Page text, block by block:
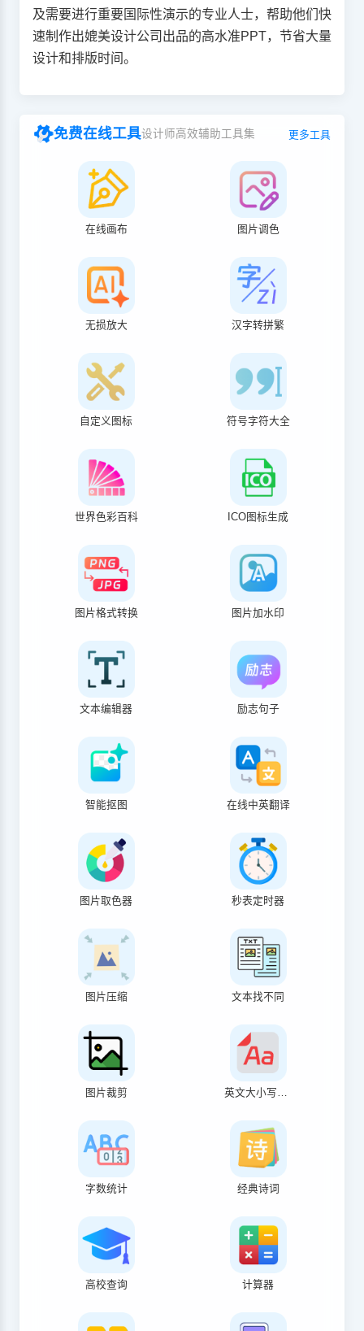
及需要进行重要国际性演示的专业人士，帮助他们快
速制作出媲美设计公司出品的高水准PPT，节省大量
设计和排版时间。
免费在线工具设计师高效辅助工具集 更多工具
在线画布 图片调色
无损放大 汉字转拼繁
自定义图标 符号字符大全
世界色彩百科 ICO图标生成
图片格式转换 图片加水印
文本编辑器 励志句子
智能抠图 在线中英翻译
图片取色器 秒表定时器
图片压缩 文本找不同
图片裁剪 英文大小写转换
字数统计 经典诗词
高校查询 计算器